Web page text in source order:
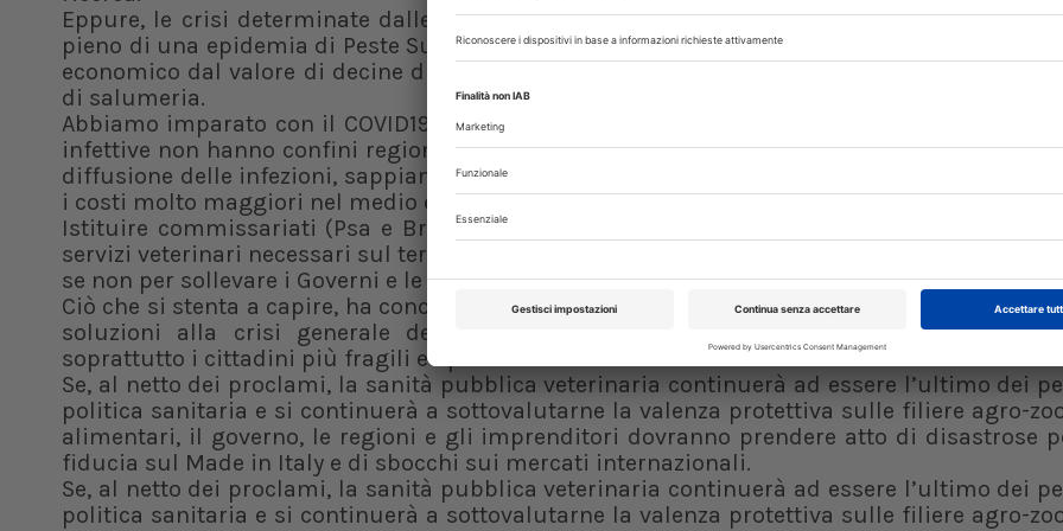
Eppure, le crisi determinate dalle malattie infettive non mancano, in campo veterinario
pieno di una epidemia di Peste Suina Africana (Psa) che sta mettendo in serio pericolo un
economico dal valore di decine di miliardi di euro, gli Usa hanno da poco bloccato i nostri
di salumeria.
Abbiamo imparato con il COVID19, ma sembra che non lo ricordiamo quando serve, che le
infettive non hanno confini regionali, che la tempestività e il rigore sono essenziali per
diffusione delle infezioni, sappiamo che occorrono subito risorse massicce che faranno
i costi molto maggiori nel medio e lungo periodo se l’infezione dilaga.
Istituire commissariati (Psa e Brucellosi) e strutture improvvisate senza che vengano
servizi veterinari necessari sul territorio e senza mettere in campo risorse nuove non porterà
se non per sollevare i Governi e le Regioni dalle loro responsabilità storiche.
Ciò che si stenta a capire, ha concluso il Segretario, è che se non saremo ascoltati, se non ci
soluzioni alla crisi generale della sanità pubblica, chi ne pagherà le conseguenze
soprattutto i cittadini più fragili e i più deboli economicamente.
Se, al netto dei proclami, la sanità pubblica veterinaria continuerà ad essere l’ultimo dei
politica sanitaria e si continuerà a sottovalutarne la valenza protettiva sulle filiere agro-
alimentari, il governo, le regioni e gli imprenditori dovranno prendere atto di disastrose
fiducia sul Made in Italy e di sbocchi sui mercati internazionali.
Se, al netto dei proclami, la sanità pubblica veterinaria continuerà ad essere l’ultimo dei
politica sanitaria e si continuerà a sottovalutarne la valenza protettiva sulle filiere agro-